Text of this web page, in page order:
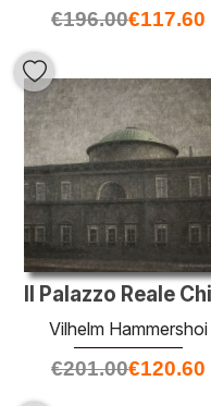
€196.00€117.60
Vilhelm Hammershoi
€201.00€120.60